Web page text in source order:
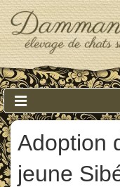
↓
Skip
to
Main
Content
Main
Navigation
MENU
Adoption
jeune